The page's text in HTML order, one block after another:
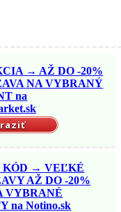
→ AŽ DO -20%
NA VYBRANÝ
na
KÓD → VEĽKÉ
AŽ DO -20%
VYBRANÉ
na Notino.sk